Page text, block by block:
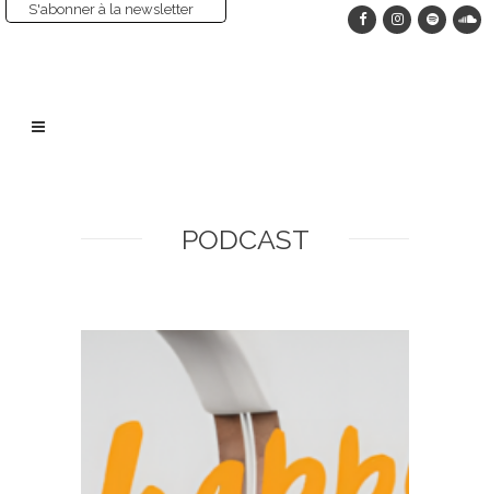
S'abonner à la newsletter
PODCAST